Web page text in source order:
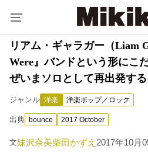
リアム・ギャラガー（Liam
Were』バンドという形にこ
ぜいまソロとして再出発す
ジャンル 洋楽 洋楽ポップ／ロック
出典 bounce 2017 October
文妹沢奈美柴田かずえ 2017年10月